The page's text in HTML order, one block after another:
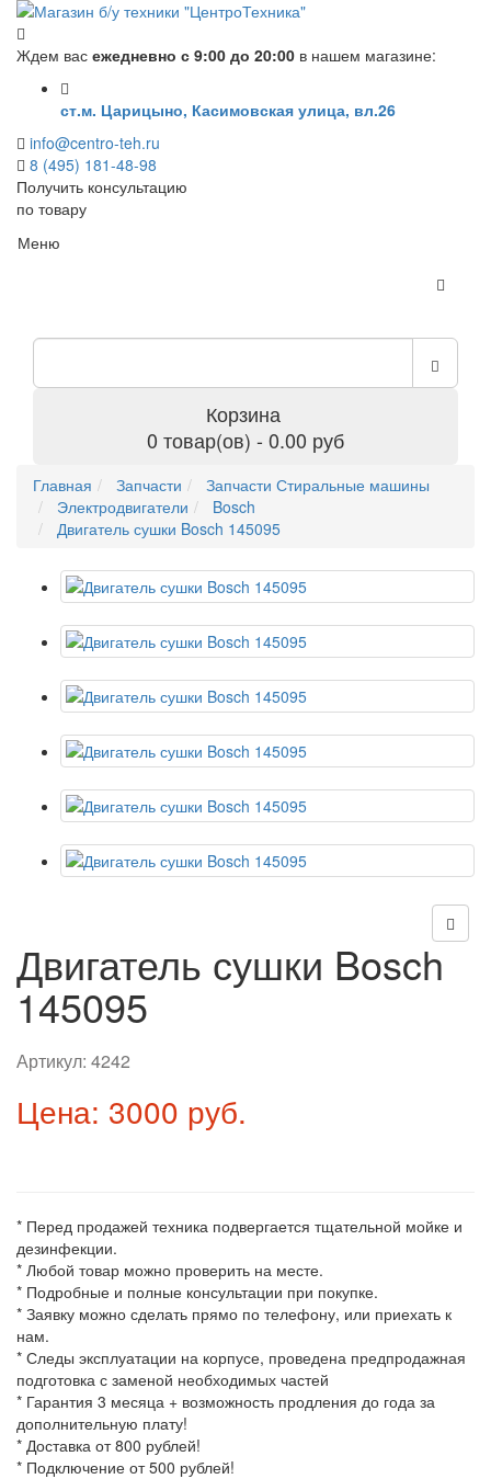
Ждем вас ежедневно с 9:00 до 20:00 в нашем магазине:
ст.м. Царицыно, Касимовская улица, вл.26
info@centro-teh.ru
8 (495) 181-48-98
Получить консультацию
по товару
Меню
Корзина
0 товар(ов) - 0.00 руб
Главная Запчасти
Запчасти Стиральные машины
Электродвигатели
Bosch
Двигатель сушки Bosch 145095
Двигатель сушки Bosch
145095
Артикул: 4242
Цена: 3000 руб.
* Перед продажей техника подвергается тщательной мойке и
дезинфекции.
* Любой товар можно проверить на месте.
* Подробные и полные консультации при покупке.
* Заявку можно сделать прямо по телефону, или приехать к
нам.
* Следы эксплуатации на корпусе, проведена предпродажная
подготовка с заменой необходимых частей
* Гарантия 3 месяца + возможность продления до года за
дополнительную плату!
* Доставка от 800 рублей!
* Подключение от 500 рублей!